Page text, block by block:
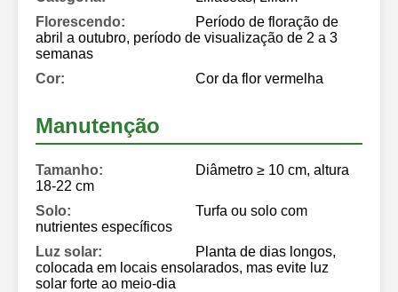
Florescendo:
Período de floração de
abril a outubro, período de visualização de 2 a 3
semanas
Cor:
Cor da flor vermelha
Manutenção
Tamanho:
Diâmetro ≥ 10 cm, altura
18-22 cm
Solo:
Turfa ou solo com
nutrientes específicos
Luz solar:
Planta de dias longos,
colocada em locais ensolarados, mas evite luz
solar forte ao meio-dia